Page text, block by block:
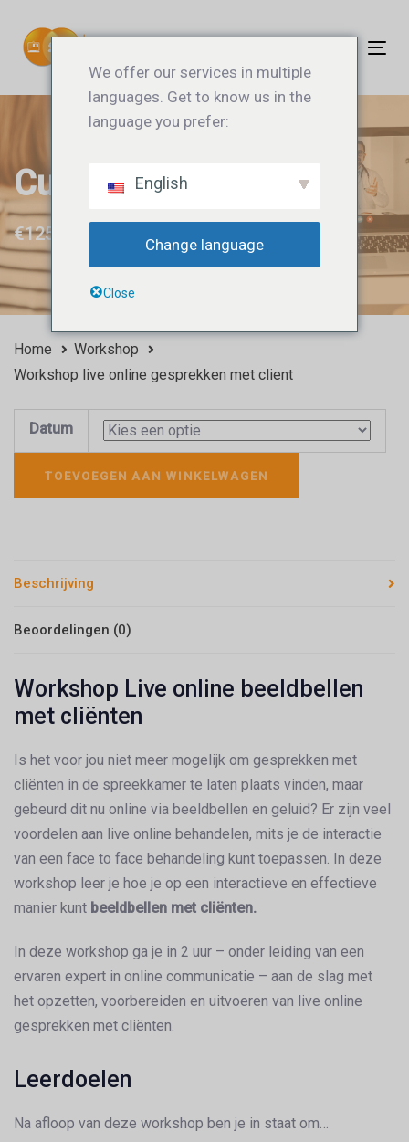
overslaan
naar
Cursusaanbod
€125,- excl. btw
Home
Workshop
Workshop live online gesprekken met client
Datum
TOEVOEGEN AAN WINKELWAGEN
Beschrijving
Beoordelingen (0)
Workshop Live online beeldbellen
met cliënten
Is het voor jou niet meer mogelijk om gesprekken met
cliënten in de spreekkamer te laten plaats vinden, maar
gebeurd dit nu online via beeldbellen en geluid? Er zijn veel
voordelen aan live online behandelen, mits je de interactie
van een face to face behandeling kunt toepassen. In deze
workshop leer je hoe je op een interactieve en effectieve
manier kunt beeldbellen met cliënten.
In deze workshop ga je in 2 uur – onder leiding van een
ervaren expert in online communicatie – aan de slag met
het opzetten, voorbereiden en uitvoeren van live online
gesprekken met cliënten.
Leerdoelen
Na afloop van deze workshop ben je in staat om…
We offer our services in multiple
languages. Get to know us in the
language you prefer:
English
Change language
Close